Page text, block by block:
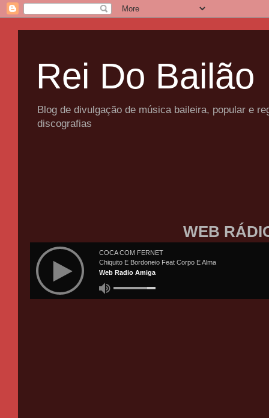
Rei Do Bailão
Blog de divulgação de música baileira, popular e
discografias
WEB